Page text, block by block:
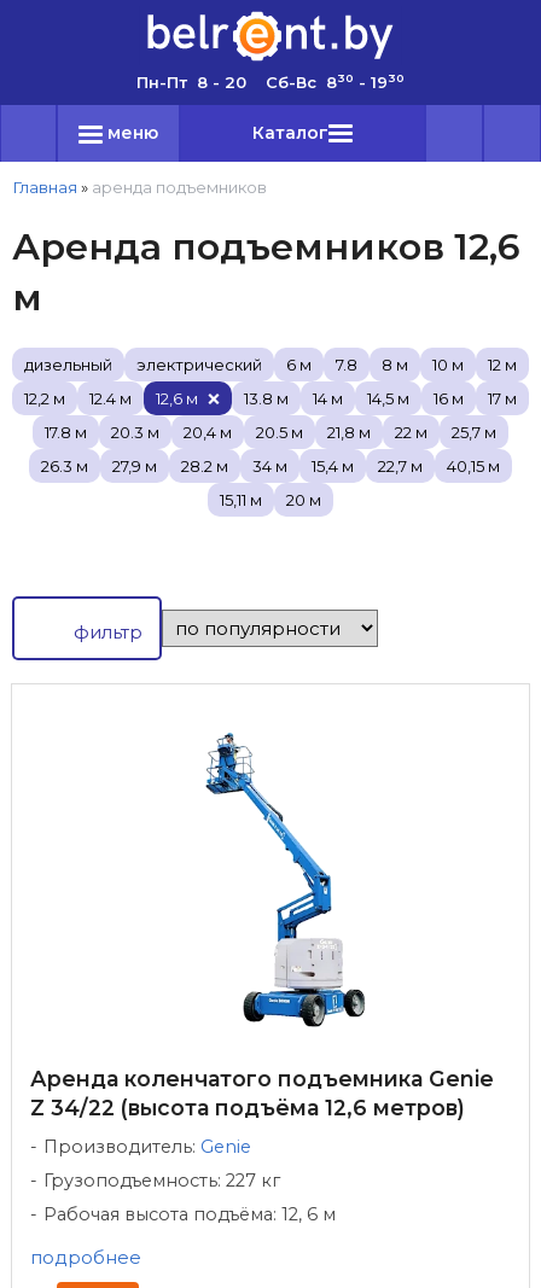
Пн-Пт 8 - 20 Сб-Вс 830 - 1930
меню Каталог
Главная » аренда подъемников
Аренда подъемников 12,6
м
дизельный электрический 6 м 7.8 8 м 10 м
12 м
12,2 м
12.4 м 12,6 м 13.8 м 14 м 14,5 м 16 м
17 м
17.8 м
20.3 м 20,4 м 20.5 м 21,8 м 22 м
25,7 м
26.3 м
27,9 м 28.2 м 34 м 15,4 м 22,7 м
40,15 м
15,11 м
20 м
фильтр
Аренда коленчатого подъемника Genie
Z 34/22 (высота подъёма 12,6 метров)
Производитель: Genie
Грузоподъемность: 227 кг
Рабочая высота подъёма: 12, 6 м
подробнее